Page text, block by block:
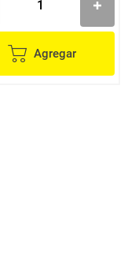
Agregar